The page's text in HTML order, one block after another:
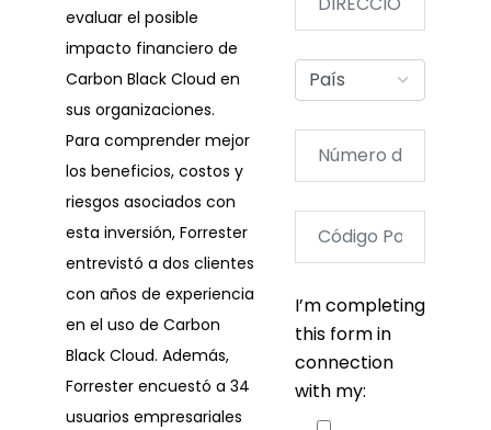
evaluar el posible
impacto financiero de
Carbon Black Cloud en
sus organizaciones.
Para comprender mejor
los beneficios, costos y
riesgos asociados con
esta inversión, Forrester
entrevistó a dos clientes
con años de experiencia
en el uso de Carbon
Black Cloud. Además,
Forrester encuestó a 34
usuarios empresariales
I’m completing
this form in
connection
with my: